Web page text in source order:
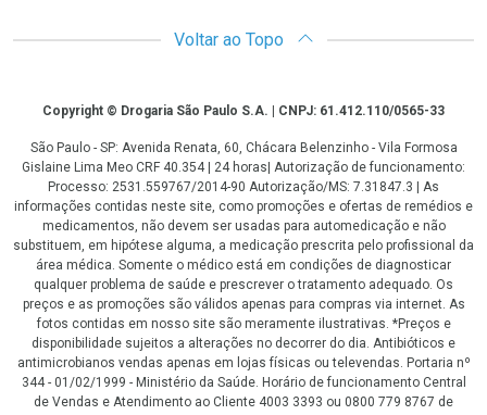
Voltar ao Topo
CopyrightCopyright © Drogaria São Paulo S.A. | CNPJ: 61.412.110/0565-33
São Paulo - SP: Avenida Renata, 60, Chácara Belenzinho - Vila Formosa
Gislaine Lima Meo CRF 40.354 | 24 horas| Autorização de funcionamento:
Processo: 2531.559767/2014-90 Autorização/MS: 7.31847.3 | As
informações contidas neste site, como promoções e ofertas de remédios e
medicamentos, não devem ser usadas para automedicação e não
substituem, em hipótese alguma, a medicação prescrita pelo profissional da
área médica. Somente o médico está em condições de diagnosticar
qualquer problema de saúde e prescrever o tratamento adequado. Os
preços e as promoções são válidos apenas para compras via internet. As
fotos contidas em nosso site são meramente ilustrativas. *Preços e
disponibilidade sujeitos a alterações no decorrer do dia. Antibióticos e
antimicrobianos vendas apenas em lojas físicas ou televendas. Portaria nº
344 - 01/02/1999 - Ministério da Saúde. Horário de funcionamento Central
de Vendas e Atendimento ao Cliente 4003 3393 ou 0800 779 8767 de